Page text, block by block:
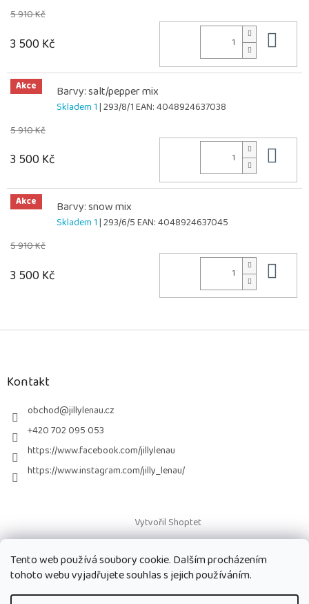
Tento web používá soubory cookie. Dalším procházením
tohoto webu vyjadřujete souhlas s jejich používáním.
5 910 Kč
3 500 Kč
Akce Barvy: salt/pepper mix
Skladem 1| 293/8/1EAN:4048924637038
5 910 Kč
3 500 Kč
Akce Barvy: snow mix
Skladem 1| 293/6/5EAN:4048924637045
5 910 Kč
3 500 Kč
Z
Kontakt
obchod@jillylenau.cz
+420 702 095 053
https://www.facebook.com/jillylenau
https://www.instagram.com/jilly_lenau/
Vytvořil Shoptet
Copyright 2026Paruky Jilly Lenau s.r.o.. Všechna práva vyhrazena.